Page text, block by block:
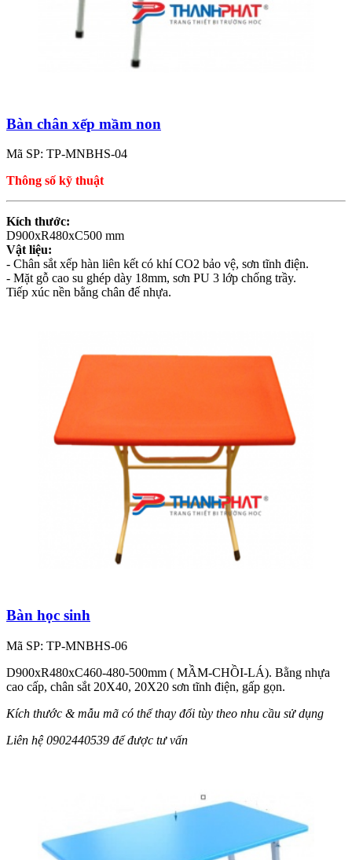
Bàn chân xếp mầm non
Mã SP: TP-MNBHS-04
Thông số kỹ thuật
Kích thước:
D900xR480xC500 mm
Vật liệu:
- Chân sắt xếp hàn liên kết có khí CO2 bảo vệ, sơn tĩnh điện.
- Mặt gỗ cao su ghép dày 18mm, sơn PU 3 lớp chống trầy.
Tiếp xúc nền bằng chân đế nhựa.
Bàn học sinh
Mã SP: TP-MNBHS-06
D900xR480xC460-480-500mm ( MẦM-CHỒI-LÁ). Bằng nhựa
cao cấp, chân sắt 20X40, 20X20 sơn tĩnh điện, gấp gọn.
Kích thước & mẫu mã có thể thay đổi tùy theo nhu cầu sử dụng
Liên hệ 0902440539 để được tư vấn